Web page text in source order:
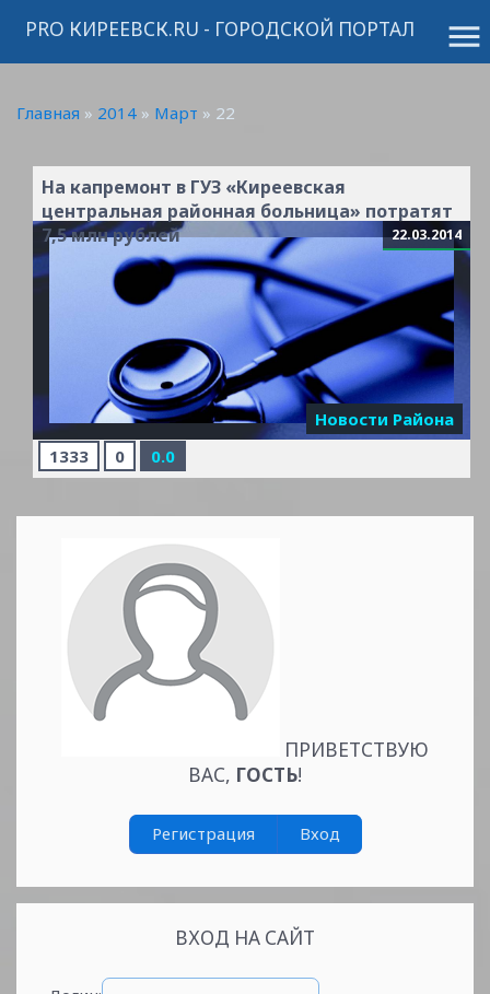
menu
PRO КИРЕЕВСК.RU - ГОРОДСКОЙ ПОРТАЛ
Главная » 2014 » Март » 22
На капремонт в ГУЗ «Киреевская
центральная районная больница» потратят
7,5 млн рублей
1333 0 0.0
22.03.2014
Новости Района
ПРИВЕТСТВУЮ
ВАС, ГОСТЬ!
Регистрация Вход
ВХОД НА САЙТ